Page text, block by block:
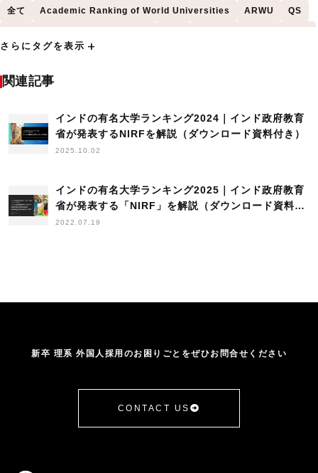
全て Academic Ranking of World Universities ARWU QS
アジア アメリカ
インド工科大学（IIT）
世界大学ランキング 中国 北京大学 台湾
国立清華大学 外国人学生採用 外国人採用 外国人採用HowTo
香港大学 香港科技大学 高度外国人材
さらにタグを表示 add
関連記事
インドの有名大学ランキング2024｜インド政府教育
省が発表するNIRFを解説（ダウンロード資料付き）
2025.10.02
インドの有名大学ランキング2025｜インド政府教育
省が発表する「NIRF」を解説（ダウンロード資料付
き）
2022.07.19
新卒 理系 外国人採用のお困りごとをぜひお問合せください
CONTACT US